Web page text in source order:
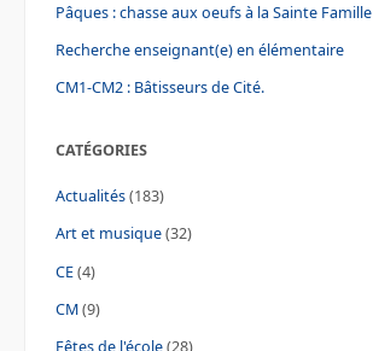
Pâques : chasse aux oeufs à la Sainte Famille
Recherche enseignant(e) en élémentaire
CM1-CM2 : Bâtisseurs de Cité.
CATÉGORIES
Actualités(183)
Art et musique(32)
CE(4)
CM(9)